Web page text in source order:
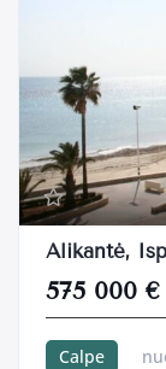
Alikantė,
575 000 €
Calpe